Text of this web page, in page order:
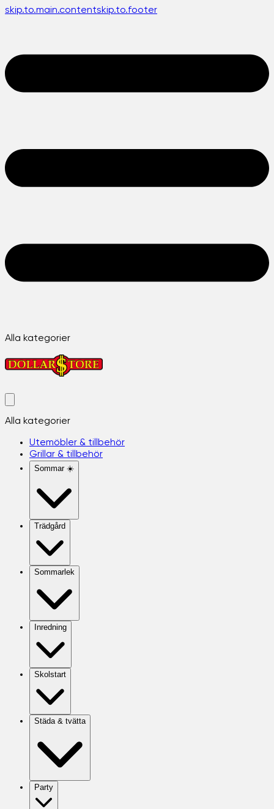
skip.to.main.contentskip.to.footer
Alla kategorier
Alla kategorier
Utemöbler & tillbehör
Grillar & tillbehör
Sommar ☀️
Trädgård
Sommarlek
Inredning
Skolstart
Städa & tvätta
Party